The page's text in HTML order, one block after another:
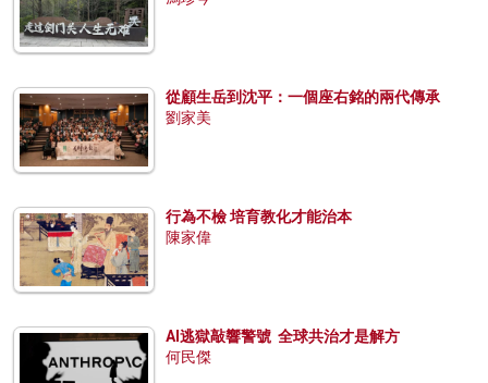
從顧生岳到沈平：一個座右銘的兩代傳承
劉家美
行為不檢 培育教化才能治本
陳家偉
AI逃獄敲響警號 全球共治才是解方
何民傑